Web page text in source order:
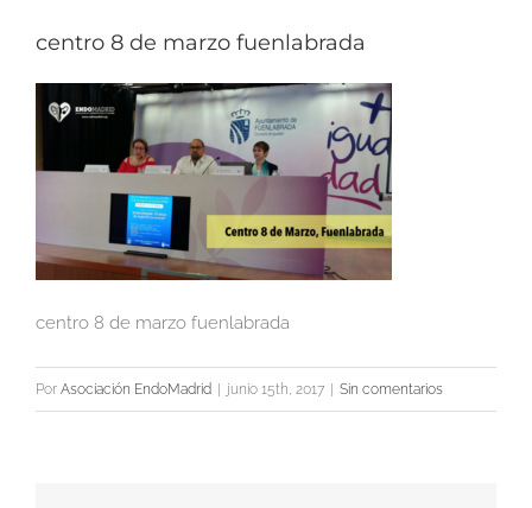
centro 8 de marzo fuenlabrada
centro 8 de marzo fuenlabrada
Por Asociación EndoMadrid | junio 15th, 2017 | Sin comentarios